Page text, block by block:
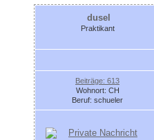
dusel
Praktikant
Beiträge: 613
Wohnort: CH
Beruf: schueler